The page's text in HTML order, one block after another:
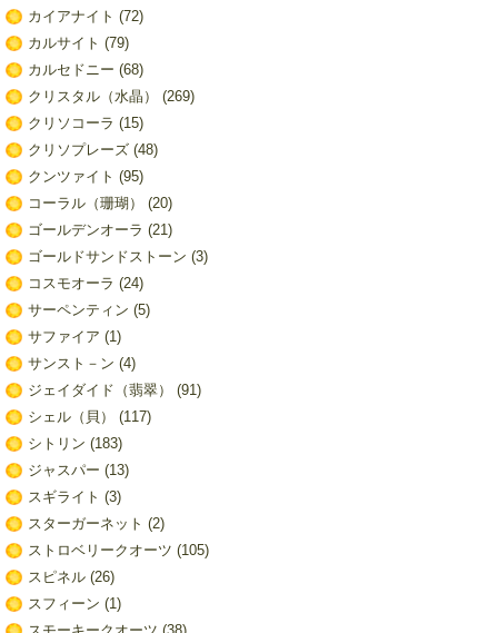
カイアナイト (72)
カルサイト (79)
カルセドニー (68)
クリスタル（水晶）
(269)
クリソコーラ (15)
クリソプレーズ(48)
クンツァイト (95)
コーラル（珊瑚）
(20)
ゴールデンオーラ (21)
ゴールドサンドストーン (3)
コスモオーラ (24)
サーペンティン (5)
サファイア (1)
サンスト－ン (4)
ジェイダイド（翡翠）
(91)
シェル（貝）
(117)
シトリン (183)
ジャスパー (13)
スギライト (3)
スターガーネット (2)
ストロベリークオーツ (105)
スピネル(26)
スフィーン (1)